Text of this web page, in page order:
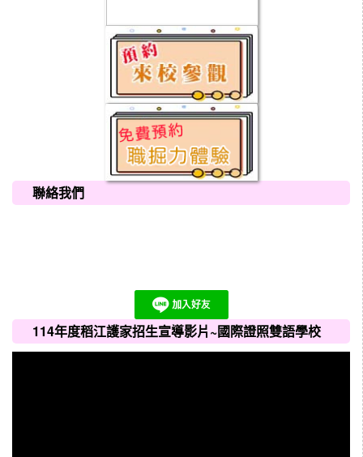
聯絡我們
114年度稻江護家招生宣導影片~國際證照雙語學校